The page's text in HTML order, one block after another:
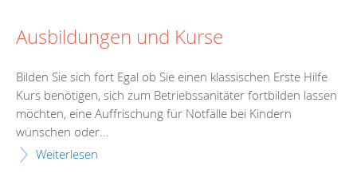
Ausbildungen und Kurse
Bilden Sie sich fort Egal ob Sie einen klassischen Erste Hilfe
Kurs benötigen, sich zum Betriebssanitäter fortbilden lassen
möchten, eine Auffrischung für Notfälle bei Kindern
wünschen oder...
Weiterlesen